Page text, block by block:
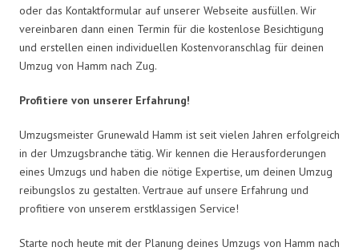
oder das Kontaktformular auf unserer Webseite ausfüllen. Wir
vereinbaren dann einen Termin für die kostenlose Besichtigung
und erstellen einen individuellen Kostenvoranschlag für deinen
Umzug von Hamm nach Zug.
Profitiere von unserer Erfahrung!
Umzugsmeister Grunewald Hamm ist seit vielen Jahren erfolgreich
in der Umzugsbranche tätig. Wir kennen die Herausforderungen
eines Umzugs und haben die nötige Expertise, um deinen Umzug
reibungslos zu gestalten. Vertraue auf unsere Erfahrung und
profitiere von unserem erstklassigen Service!
Starte noch heute mit der Planung deines Umzugs von Hamm nach